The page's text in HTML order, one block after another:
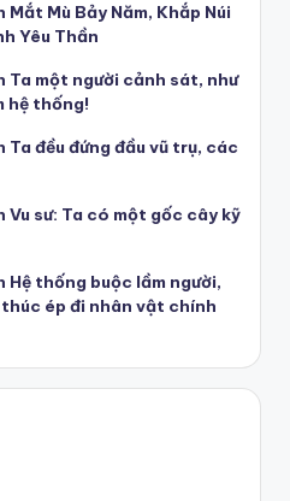
Mù Bảy Năm, Khắp Núi
Yêu Thần
Ta một người cảnh sát, như
hệ thống!
đều đứng đầu vũ trụ, các
sư: Ta có một gốc cây kỹ
thống buộc lầm người,
ép đi nhân vật chính